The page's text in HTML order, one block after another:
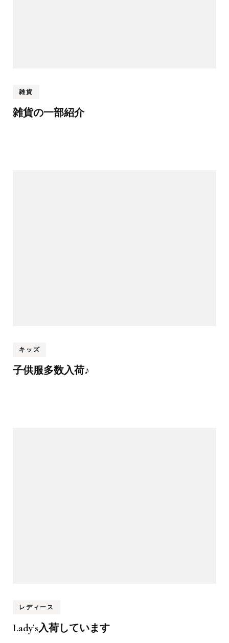
雑貨
雑貨の一部紹介
キッズ
子供服多数入荷♪
レディース
Lady’s入荷しています